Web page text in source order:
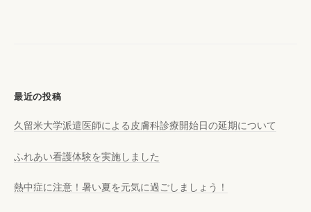
最近の投稿
久留米大学派遣医師による皮膚科診療開始日の延期について
ふれあい看護体験を実施しました
熱中症に注意！暑い夏を元気に過ごしましょう！